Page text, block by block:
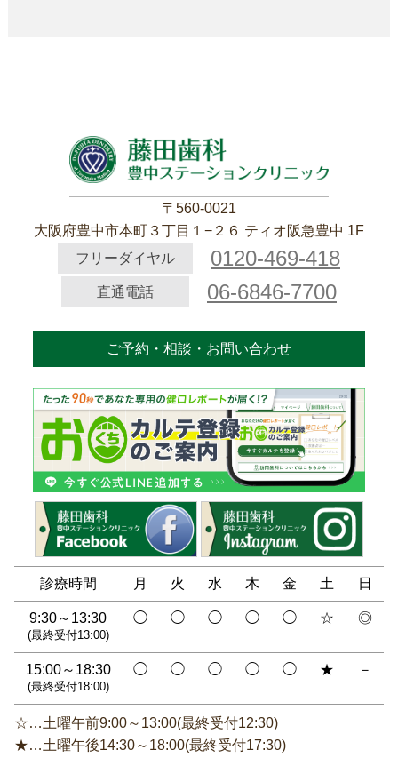
〒560-0021
大阪府豊中市本町３丁目１−２６ ティオ阪急豊中 1F
フリーダイヤル
0120-469-418
直通電話 06-6846-7700
ご予約・相談・お問い合わせ
診療時間 月 火 水 木 金 土 日
9:30～13:30
(最終受付13:00)
◯ ◯ ◯ ◯ ◯ ☆ ◎
15:00～18:30
(最終受付18:00)
◯ ◯ ◯ ◯ ◯ ★ －
☆…土曜午前9:00～13:00(最終受付12:30)
★…土曜午後14:30～18:00(最終受付17:30)